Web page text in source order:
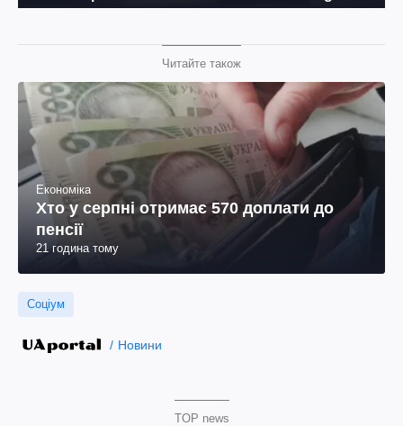
Читайте також
Економіка
Хто у серпні отримає 570 доплати до
пенсії
21 година тому
Соціум
Новини
TOP news